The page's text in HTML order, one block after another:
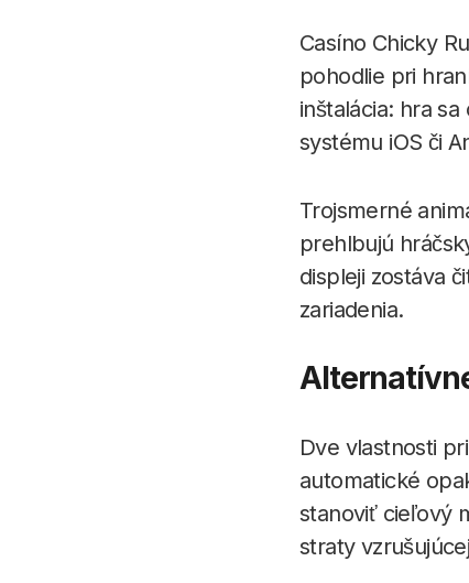
Casíno Chicky
pohodlie pri
inštalácia: hra
systému iOS či
Trojsmerné
prehlbujú
displeji zostáva
zariadenia.
Dve vlastnosti
automatické
stanoviť cieľový
straty